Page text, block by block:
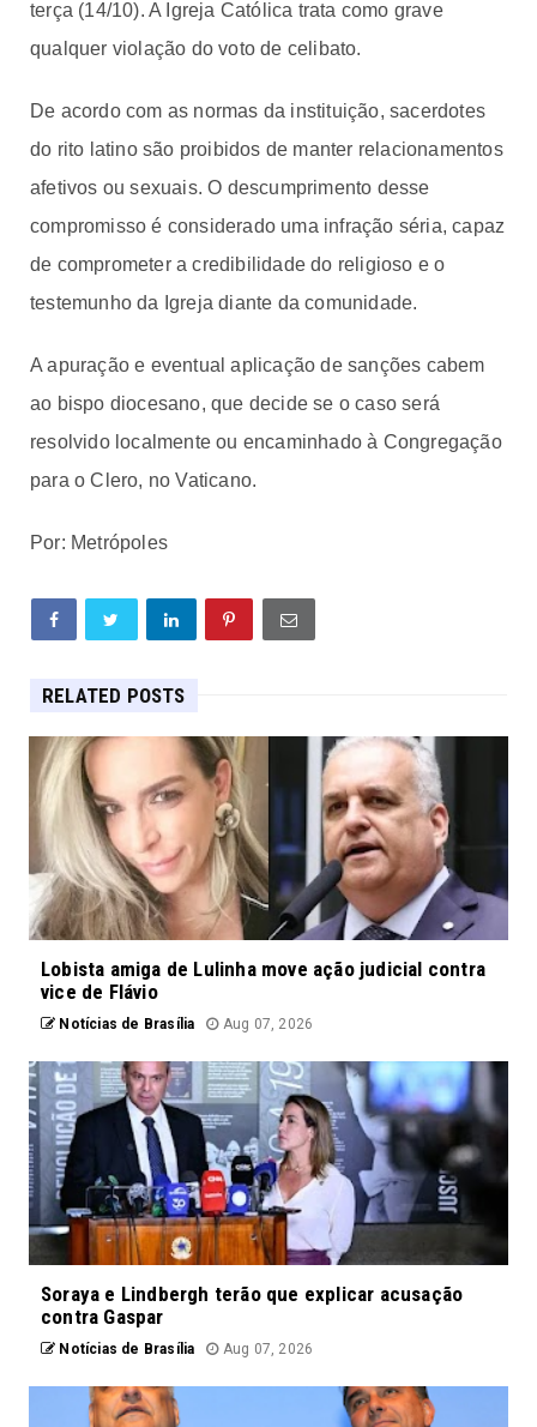
terça (14/10). A Igreja Católica trata como grave
qualquer violação do voto de celibato.
De acordo com as normas da instituição, sacerdotes
do rito latino são proibidos de manter relacionamentos
afetivos ou sexuais. O descumprimento desse
compromisso é considerado uma infração séria, capaz
de comprometer a credibilidade do religioso e o
testemunho da Igreja diante da comunidade.
A apuração e eventual aplicação de sanções cabem
ao bispo diocesano, que decide se o caso será
resolvido localmente ou encaminhado à Congregação
para o Clero, no Vaticano.
Por: Metrópoles
RELATED POSTS
Lobista amiga de Lulinha move ação judicial contra
vice de Flávio
Notícias de Brasília Aug 07, 2026
Soraya e Lindbergh terão que explicar acusação
contra Gaspar
Notícias de Brasília Aug 07, 2026